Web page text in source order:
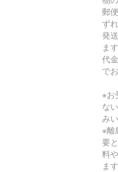
郵
ず
発
ます
代
で
※お
な
み
※離
要
料
ます